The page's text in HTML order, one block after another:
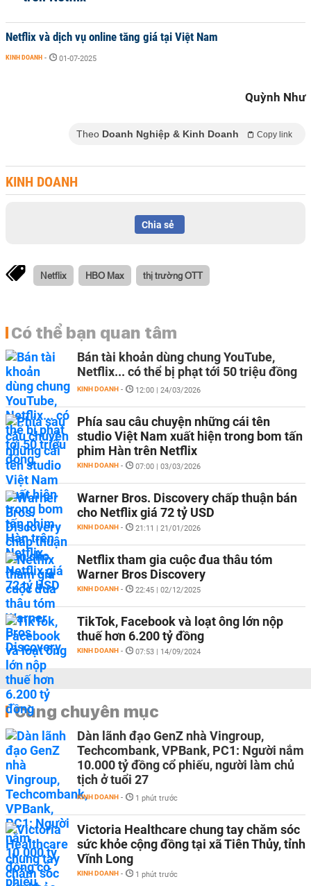
Netflix và dịch vụ online tăng giá tại Việt Nam
KINH DOANH - 01-07-2025
Quỳnh Như
Theo Doanh Nghiệp & Kinh Doanh Copy link
KINH DOANH
Chia sẻ
Netflix HBO Max thị trường OTT
Có thể bạn quan tâm
Bán tài khoản dùng chung YouTube,
Netflix... có thể bị phạt tới 50 triệu đồng
KINH DOANH - 12:00 | 24/03/2026
Phía sau câu chuyện những cái tên
studio Việt Nam xuất hiện trong bom tấn
phim Hàn trên Netflix
KINH DOANH - 07:00 | 03/03/2026
Warner Bros. Discovery chấp thuận bán
cho Netflix giá 72 tỷ USD
KINH DOANH - 21:11 | 21/01/2026
Netflix tham gia cuộc đua thâu tóm
Warner Bros Discovery
KINH DOANH - 22:45 | 02/12/2025
TikTok, Facebook và loạt ông lớn nộp
thuế hơn 6.200 tỷ đồng
KINH DOANH - 07:53 | 14/09/2024
Cùng chuyên mục
Dàn lãnh đạo GenZ nhà Vingroup,
Techcombank, VPBank, PC1: Người nắm
10.000 tỷ đồng cổ phiếu, người làm chủ
tịch ở tuổi 27
KINH DOANH - 1 phút trước
Victoria Healthcare chung tay chăm sóc
sức khỏe cộng đồng tại xã Tiên Thủy, tỉnh
Vĩnh Long
KINH DOANH - 1 phút trước